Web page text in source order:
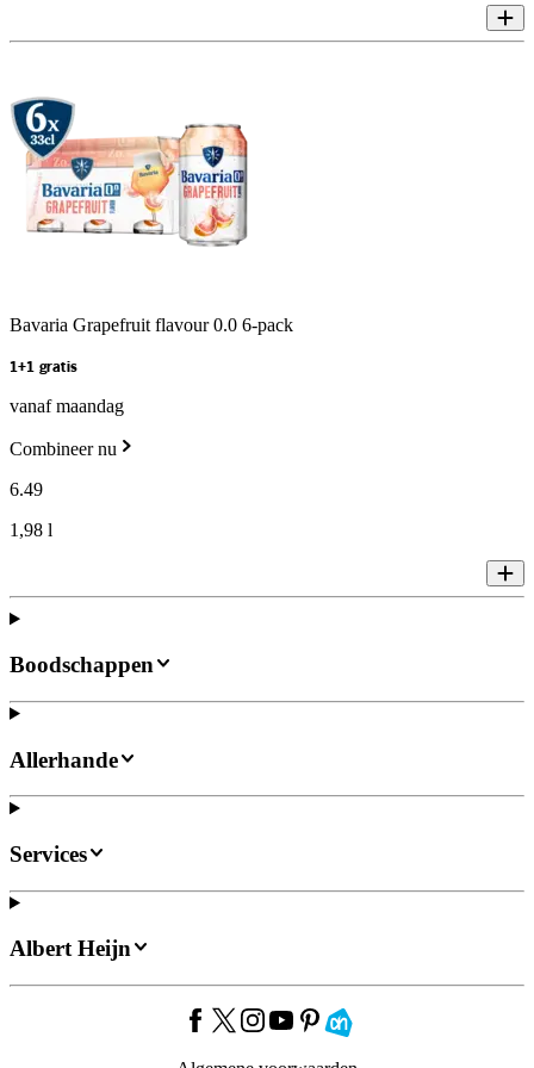
Bavaria Grapefruit flavour 0.0 6-pack
1+1 gratis
vanaf maandag
Combineer nu
6.49
1,98 l
Boodschappen
Allerhande
Services
Albert Heijn